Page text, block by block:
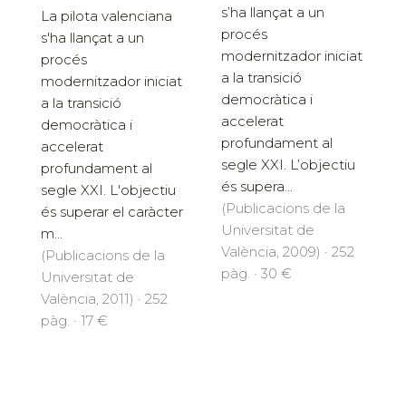
La pilota valenciana
s'ha llançat a un
procés
modernitzador iniciat
a la transició
democràtica i
accelerat
profundament al
segle XXI. L'objectiu
és superar el caràcter
m...
(Publicacions de la
Universitat de
València, 2011) · 252
pàg. · 17 €
s’ha llançat a un
procés
modernitzador iniciat
a la transició
democràtica i
accelerat
profundament al
segle XXI. L’objectiu
és supera...
(Publicacions de la
Universitat de
València, 2009) · 252
pàg. · 30 €